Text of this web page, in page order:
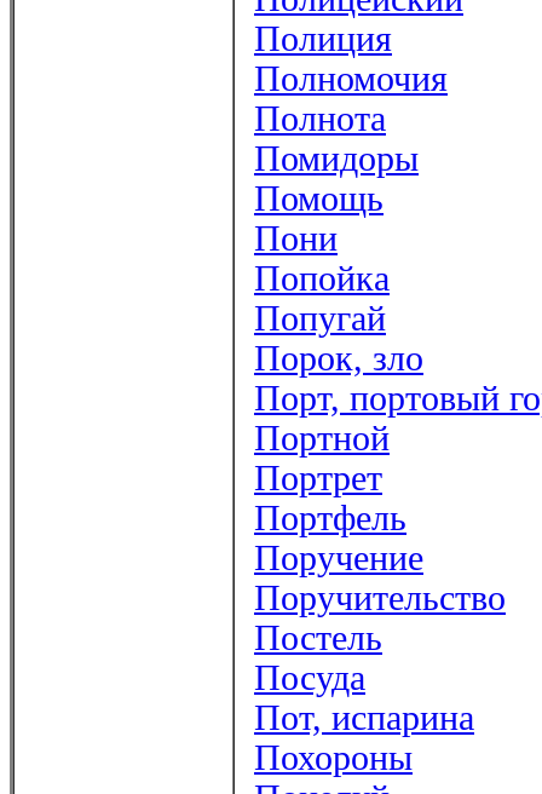
Полиция
Полномочия
Полнота
Помидоры
Помощь
Пони
Попойка
Попугай
Порок, зло
Порт, портовый
Портной
Портрет
Портфель
Поручение
Поручительство
Постель
Посуда
Пот, испарина
Похороны